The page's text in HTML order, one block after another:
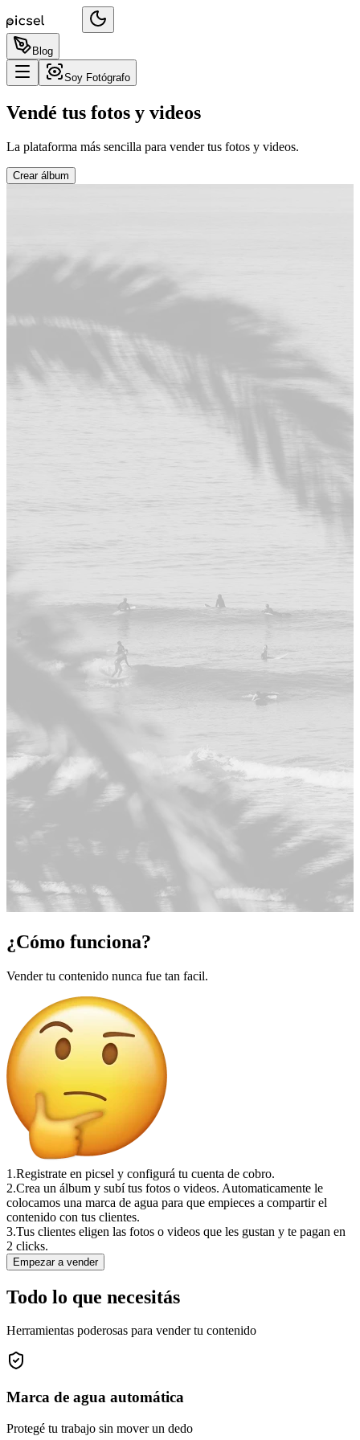
Blog
Soy Fotógrafo
Vendé tus fotos y videos
La plataforma más sencilla para vender tus fotos y videos.
Crear álbum
¿Cómo funciona?
Vender tu contenido nunca fue tan facil.
1.Registrate en picsel y configurá tu cuenta de cobro.
2.Crea un álbum y subí tus fotos o videos. Automaticamente le
colocamos una marca de agua para que empieces a compartir el
contenido con tus clientes.
3.Tus clientes eligen las fotos o videos que les gustan y te pagan en
2 clicks.
Empezar a vender
Todo lo que necesitás
Herramientas poderosas para vender tu contenido
Marca de agua automática
Protegé tu trabajo sin mover un dedo